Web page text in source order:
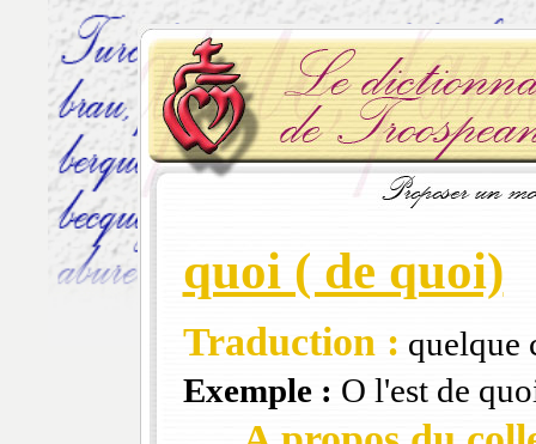
quoi ( de quoi)
Traduction : quelque
Exemple : O l'est de